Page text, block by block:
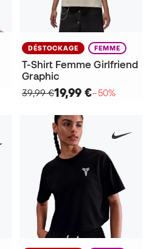
DÉSTOCKAGE FEMME
T-Shirt Femme Girlfriend
Graphic
39,99 €19,99 €−50%